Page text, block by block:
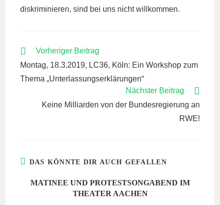
diskriminieren, sind bei uns nicht willkommen.
WEITERE
ANSEHEN
Vorheriger Beitrag
Montag, 18.3.2019, LC36, Köln: Ein Workshop zum
Thema „Unterlassungserklärungen“
Nächster Beitrag
Keine Milliarden von der Bundesregierung an
RWE!
DAS KÖNNTE DIR AUCH GEFALLEN
MATINEE UND PROTESTSONGABEND IM
THEATER AACHEN